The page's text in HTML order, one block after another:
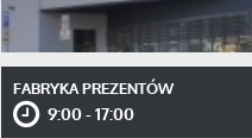
FABRYKA PREZENTÓW
9:00 - 17:00